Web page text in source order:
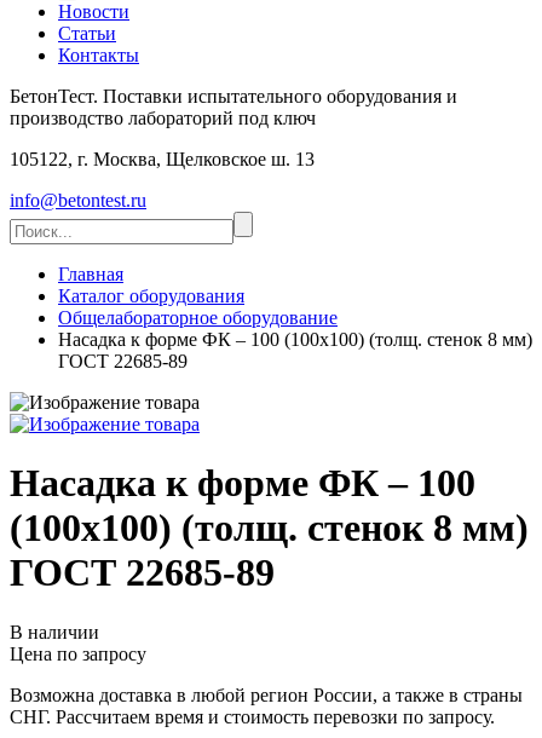
Новости
Статьи
Контакты
БетонТест. Поставки испытательного оборудования и
производство лабораторий под ключ
105122, г. Москва, Щелковское ш. 13
info@betontest.ru
Главная
Каталог оборудования
Общелабораторное оборудование
Насадка к форме ФК – 100 (100х100) (толщ. стенок 8 мм)
ГОСТ 22685-89
Насадка к форме ФК – 100
(100х100) (толщ. стенок 8 мм)
ГОСТ 22685-89
В наличии
Цена по запросу
Возможна доставка в любой регион России, а также в страны
СНГ. Рассчитаем время и стоимость перевозки по запросу.